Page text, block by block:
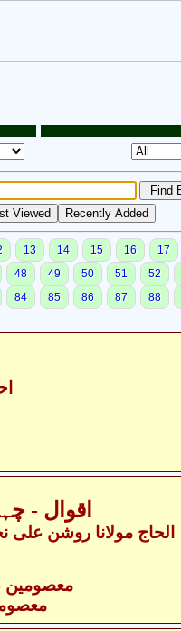
13 14 15 16 17
48 49 50 51 52
84 85 86 87 88
اقوال -
-